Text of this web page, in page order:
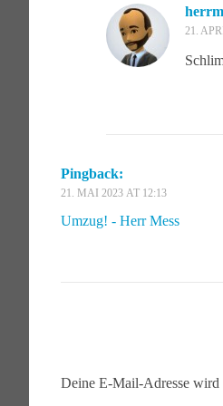
21.
Pingback:
21. MAI 2023 AT 12:13
Umzug! - Herr Mess
Deine E-Mail-Adresse